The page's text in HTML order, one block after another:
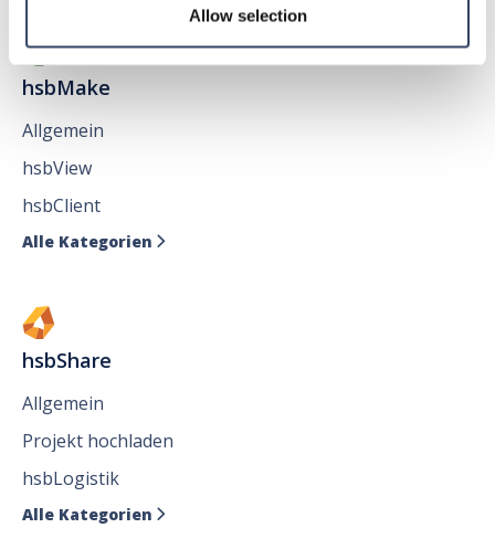
Allow selection
hsbMake
Allgemein
hsbView
hsbClient
Alle Kategorien 
hsbShare
Allgemein
Projekt hochladen
hsbLogistik
Alle Kategorien 